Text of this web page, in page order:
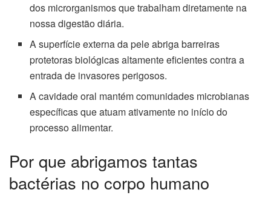
dos microrganismos que trabalham diretamente na
nossa digestão diária.
A superfície externa da pele abriga barreiras
protetoras biológicas altamente eficientes contra a
entrada de invasores perigosos.
A cavidade oral mantém comunidades microbianas
específicas que atuam ativamente no início do
processo alimentar.
Por que abrigamos tantas
bactérias no corpo humano